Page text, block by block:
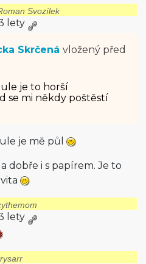
Svozílek
lety
Skrčená vložený před
je to horší
se mi někdy poštěstí
je mě půl
dobře i s papírem. Je to
lety